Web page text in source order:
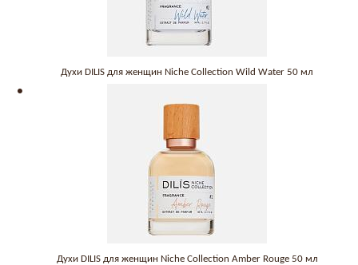
Духи DILIS для женщин Niche Collection Wild Water 50 мл
Духи DILIS для женщин Niche Collection Amber Rouge 50 мл